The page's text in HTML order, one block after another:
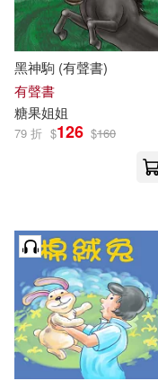
黑神駒 (有聲書)
有聲書
糖果姐姐
79 折 $126 $160